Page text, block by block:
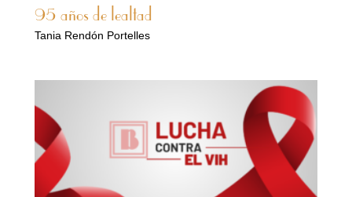
95 años de lealtad
Tania Rendón Portelles